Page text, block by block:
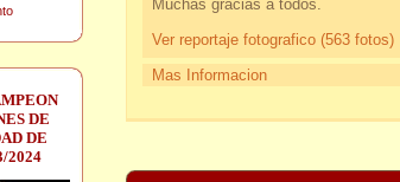
DE
DE
2024
Muchas
Ver reportaje fotografico (563 fotos)
Mas Informacion